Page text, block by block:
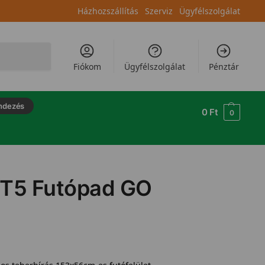
Házhozszállítás Szerviz Ügyfélszolgálat
Fiókom Ügyfélszolgálat Pénztár
0 Ft 0
Futópad GO